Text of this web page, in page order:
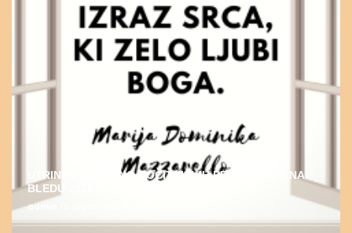
UTRINEK DUHOVNO-POČITNIŠKIH PROGRAMOV NA
BLEDU 2022
admin